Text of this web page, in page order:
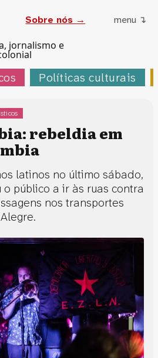
jornalismo e
Sobre nós → menu ↴
Políticas culturais
rebeldia em
latinos no último sábado,
público a ir às ruas contra
nos transportes